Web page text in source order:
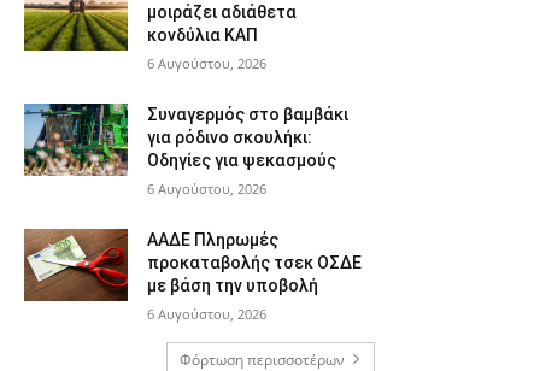
μοιράζει αδιάθετα
κονδύλια ΚΑΠ
6 Αυγούστου, 2026
Συναγερμός στο βαμβάκι
για ρόδινο σκουλήκι:
Οδηγίες για ψεκασμούς
6 Αυγούστου, 2026
ΑΑΔΕ Πληρωμές
προκαταβολής τσεκ ΟΣΔΕ
με βάση την υποβολή
6 Αυγούστου, 2026
Φόρτωση περισσοτέρων